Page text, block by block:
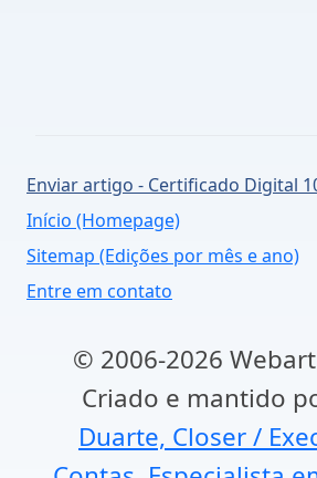
Enviar artigo - Certificado Digital
Início (Homepage)
Sitemap (Edições por mês e ano)
Entre em contato
© 2006-2026
Criado e mantido
Duarte, Closer /